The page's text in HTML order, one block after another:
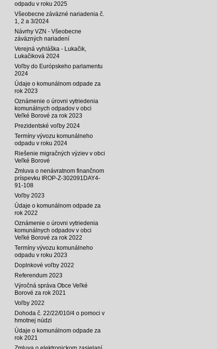
odpadu v roku 2025
Všeobecne záväzné nariadenia č.
1, 2 a 3/2024
Návrhy VZN - Všeobecne
záväzných nariadení
Verejná vyhláška - Lukačik,
Lukačiková 2024
Voľby do Európskeho parlamentu
2024
Údaje o komunálnom odpade za
rok 2023
Oznámenie o úrovni vytriedenia
komunálnych odpadov v obci
Veľké Borové za rok 2023
Prezidentské voľby 2024
Termíny vývozu komunálneho
odpadu v roku 2024
Riešenie migračných výziev v obci
Veľké Borové
Zmluva o nenávratnom finančnom
príspevku IROP-Z-302091DAY4-
91-108
Voľby 2023
Údaje o komunálnom odpade za
rok 2022
Oznámenie o úrovni vytriedenia
komunálnych odpadov v obci
Veľké Borové za rok 2022
Termíny vývozu komunálneho
odpadu v roku 2023
Doplnkové voľby 2022
Referendum 2023
Výročná správa Obce Veľké
Borové za rok 2021
Voľby 2022
Dohoda č. 22/22/010/4 o pomoci v
hmotnej núdzi
Údaje o komunálnom odpade za
rok 2021